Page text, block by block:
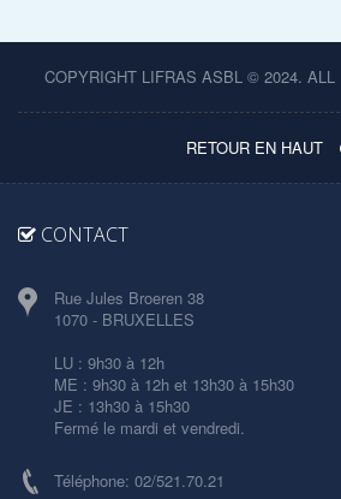
COPYRIGHT LIFRAS ASBL © 2024. ALL
RETOUR EN HAUT
CONTACT
Rue Jules Broeren 38
1070 - BRUXELLES
LU : 9h30 à 12h
ME : 9h30 à 12h et 13h30 à 15h30
JE : 13h30 à 15h30
Fermé le mardi et vendredi.
Téléphone: 02/521.70.21